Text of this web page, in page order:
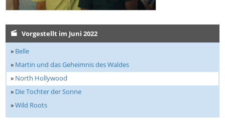
Vorgestellt im Juni 2022
» Belle
» Martin und das Geheimnis des Waldes
» North Hollywood
» Die Tochter der Sonne
»Wild Roots